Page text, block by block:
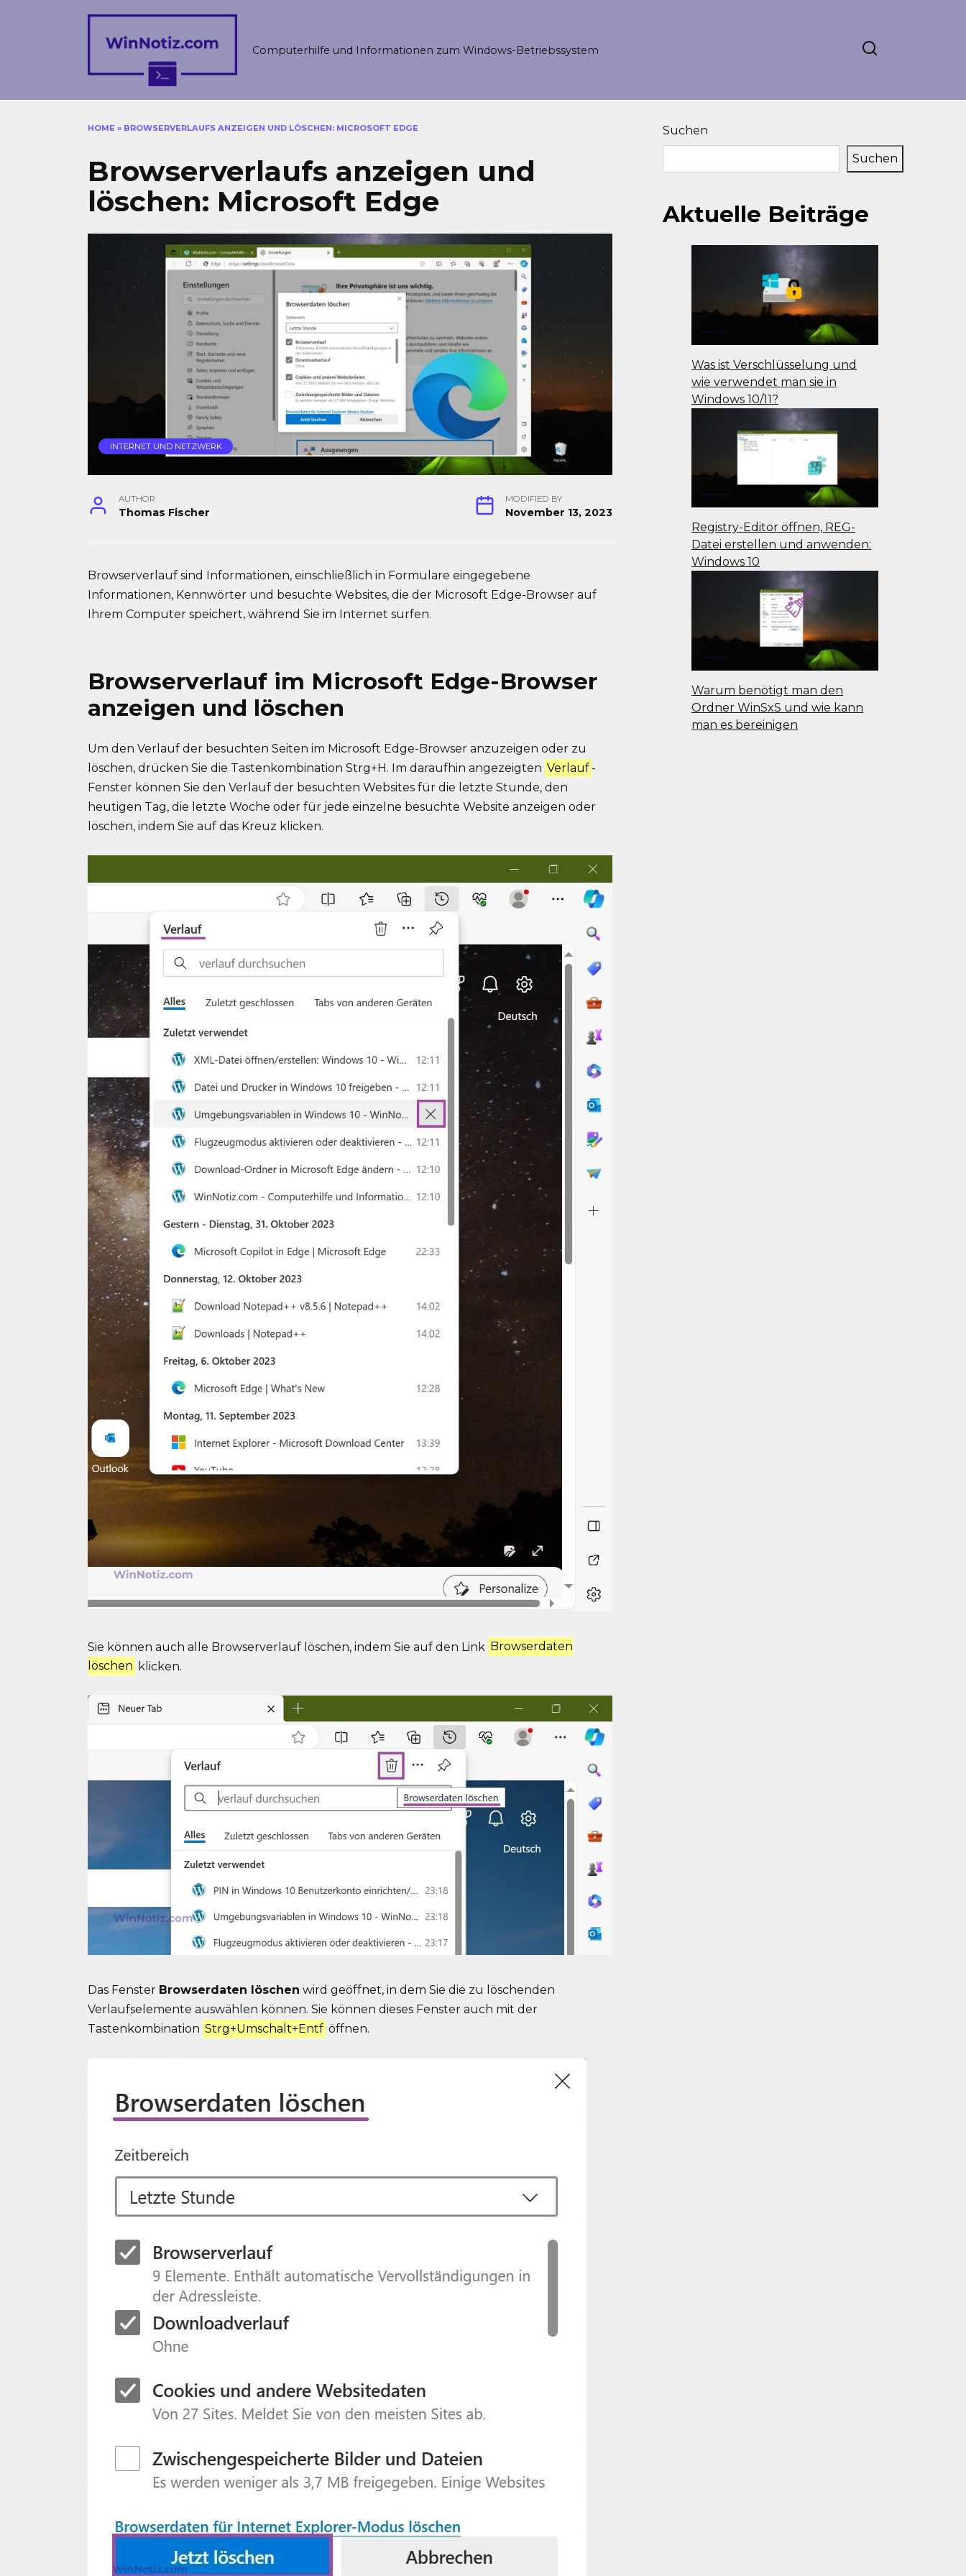
Computerhilfe und Informationen zum Windows-Betriebssystem
HOME » BROWSERVERLAUFS ANZEIGEN UND LÖSCHEN: MICROSOFT EDGE
Browserverlaufs anzeigen und
löschen: Microsoft Edge
INTERNET UND NETZWERK
AUTHOR
Thomas Fischer
MODIFIED BY
November 13, 2023
Browserverlauf sind Informationen, einschließlich in Formulare eingegebene
Informationen, Kennwörter und besuchte Websites, die der Microsoft Edge-Browser auf
Ihrem Computer speichert, während Sie im Internet surfen.
Browserverlauf im Microsoft Edge-Browser
anzeigen und löschen
Um den Verlauf der besuchten Seiten im Microsoft Edge-Browser anzuzeigen oder zu
löschen, drücken Sie die Tastenkombination Strg+H. Im daraufhin angezeigten Verlauf -
Fenster können Sie den Verlauf der besuchten Websites für die letzte Stunde, den
heutigen Tag, die letzte Woche oder für jede einzelne besuchte Website anzeigen oder
löschen, indem Sie auf das Kreuz klicken.
Sie können auch alle Browserverlauf löschen, indem Sie auf den Link Browserdaten
löschen klicken.
Das Fenster Browserdaten löschen wird geöffnet, in dem Sie die zu löschenden
Verlaufselemente auswählen können. Sie können dieses Fenster auch mit der
Tastenkombination Strg+Umschalt+Entf öffnen.
Suchen
Suchen
Aktuelle Beiträge
Was ist Verschlüsselung und
wie verwendet man sie in
Windows 10/11?
Registry-Editor öffnen, REG-
Datei erstellen und anwenden:
Windows 10
Warum benötigt man den
Ordner WinSxS und wie kann
man es bereinigen